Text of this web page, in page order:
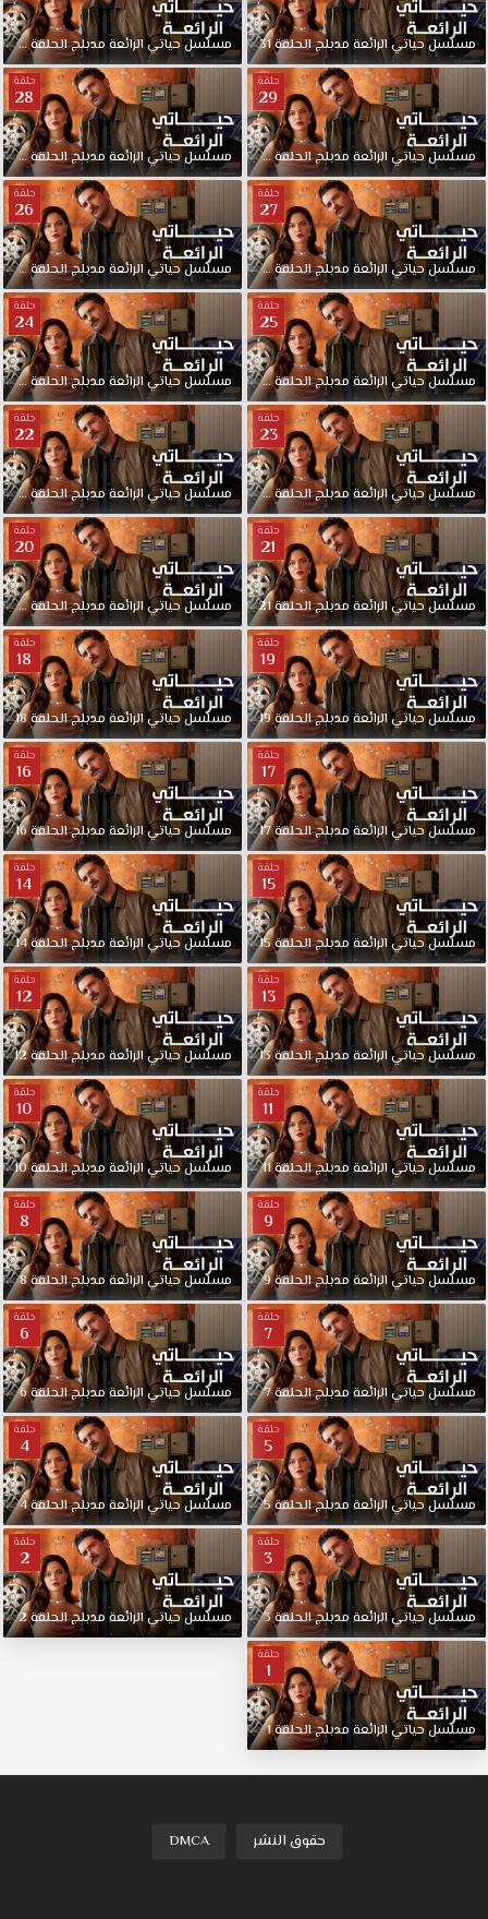
مسلسلحياتي الرائعة مدبلجالحلقة31 مسلسلحياتي الرائعة مدبلجالحلقة30
حلقة
29
مسلسلحياتي الرائعة مدبلجالحلقة29
حلقة
28
مسلسلحياتي الرائعة مدبلجالحلقة28
حلقة
27
مسلسلحياتي الرائعة مدبلجالحلقة27
حلقة
26
مسلسلحياتي الرائعة مدبلجالحلقة26
حلقة
25
مسلسلحياتي الرائعة مدبلجالحلقة25
حلقة
24
مسلسلحياتي الرائعة مدبلجالحلقة24
حلقة
23
مسلسلحياتي الرائعة مدبلجالحلقة23
حلقة
22
مسلسلحياتي الرائعة مدبلجالحلقة22
حلقة
21
مسلسلحياتي الرائعة مدبلجالحلقة21
حلقة
20
مسلسلحياتي الرائعة مدبلجالحلقة20
حلقة
19
مسلسلحياتي الرائعة مدبلجالحلقة19
حلقة
18
مسلسلحياتي الرائعة مدبلجالحلقة18
حلقة
17
مسلسلحياتي الرائعة مدبلجالحلقة17
حلقة
16
مسلسلحياتي الرائعة مدبلجالحلقة16
حلقة
15
مسلسلحياتي الرائعة مدبلجالحلقة15
حلقة
14
مسلسلحياتي الرائعة مدبلجالحلقة14
حلقة
13
مسلسلحياتي الرائعة مدبلجالحلقة13
حلقة
12
مسلسلحياتي الرائعة مدبلجالحلقة12
حلقة
11
مسلسلحياتي الرائعة مدبلجالحلقة11
حلقة
10
مسلسلحياتي الرائعة مدبلجالحلقة10
حلقة
9
مسلسلحياتي الرائعة مدبلجالحلقة9
حلقة
8
مسلسلحياتي الرائعة مدبلجالحلقة8
حلقة
7
مسلسلحياتي الرائعة مدبلجالحلقة7
حلقة
6
مسلسلحياتي الرائعة مدبلجالحلقة6
حلقة
5
مسلسلحياتي الرائعة مدبلجالحلقة5
حلقة
4
مسلسلحياتي الرائعة مدبلجالحلقة4
حلقة
3
مسلسلحياتي الرائعة مدبلجالحلقة3
حلقة
2
مسلسلحياتي الرائعة مدبلجالحلقة2
حلقة
1
مسلسلحياتي الرائعة مدبلجالحلقة1
حقوق النشر DMCA